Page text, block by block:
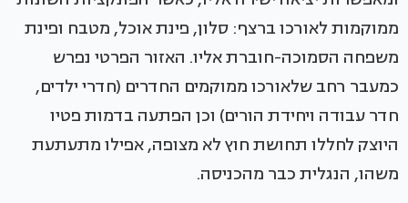
ממוקמות לאורכו ברצף: סלון, פינת אוכל, מטבח ופינת
משפחה הסמוכה-חוברת אליו. האזור הפרטי נפרש
כמעבר רחב שלאורכו ממוקמים החדרים (חדרי ילדים,
חדר עבודה ויחידת הורים) וכן הפתעה בדמות פטיו
היוצק לחללו תחושת חוץ לא מצופה, אפילו מתעתעת
משהו, הנגלית כבר מהכניסה.